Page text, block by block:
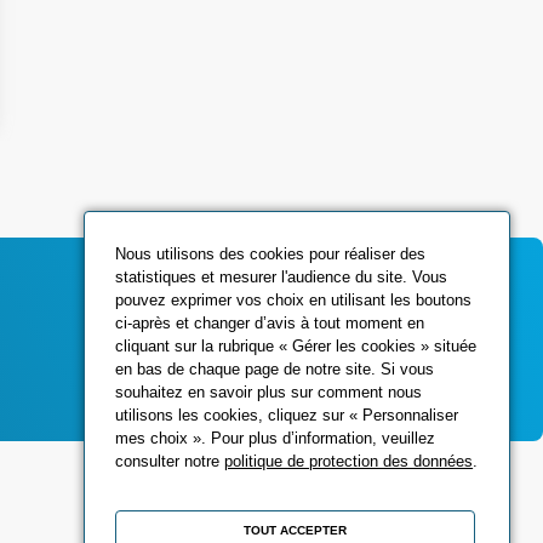
Contactez-nous
Nous utilisons des cookies pour réaliser des
statistiques et mesurer l'audience du site. Vous
pouvez exprimer vos choix en utilisant les boutons
ci-après et changer d’avis à tout moment en
cliquant sur la rubrique « Gérer les cookies » située
en bas de chaque page de notre site. Si vous
souhaitez en savoir plus sur comment nous
utilisons les cookies, cliquez sur « Personnaliser
mes choix ». Pour plus d’information, veuillez
consulter notrepolitique de protection des données.
TOUT ACCEPTER